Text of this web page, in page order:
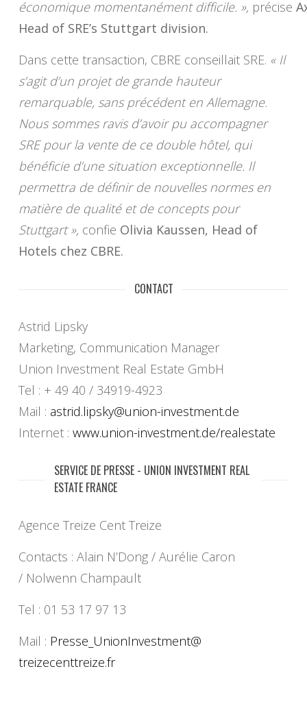
économique momentanément difficile. », précise
Head of SRE’s Stuttgart division.
Dans cette transaction, CBRE conseillait SRE. « Il
s’agit d’un projet de grande hauteur
remarquable, sans précédent en Allemagne.
Nous sommes ravis d’avoir pu accompagner
SRE pour la vente de ce double hôtel, qui
bénéficie d’une situation exceptionnelle. Il
permettra de définir de nouvelles normes en
matière de qualité et de concepts pour
Stuttgart », confie Olivia Kaussen, Head of
Hotels chez CBRE.
CONTACT
Astrid Lipsky
Marketing, Communication Manager
Union Investment Real Estate GmbH
Tel : + 49 40 / 34919-4923
Mail : astrid.lipsky@union-investment.de
Internet : www.union-investment.de/realestate
SERVICE DE PRESSE - UNION INVESTMENT REAL
ESTATE FRANCE
Agence Treize Cent Treize
Contacts : Alain N’Dong / Aurélie Caron
/ Nolwenn Champault
Tel : 01 53 17 97 13
Mail : Presse_UnionInvestment@
treizecenttreize.fr